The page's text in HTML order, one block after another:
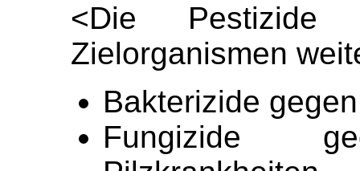
<Die
Zielorganismen
Bakterizide
Fungizide